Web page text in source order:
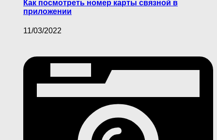
Как посмотреть номер карты связной в
приложении
11/03/2022